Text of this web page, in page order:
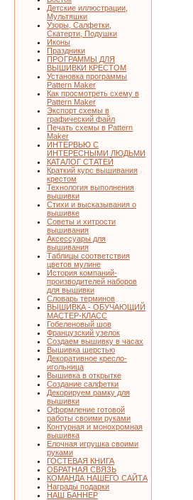
Детские иллюстрации,
Мультяшки
Узоры, Салфетки,
Скатерти, Подушки
Иконы
Праздники
ПРОГРАММЫ ДЛЯ
ВЫШИВКИ КРЕСТОМ
Установка программы
Pattern Maker
Как просмотреть схему в
Pattern Maker
Экспорт схемы в
графический файл
Печать схемы в Pattern
Maker
ИНТЕРВЬЮ С
ИНТЕРЕСНЫМИ ЛЮДЬМИ
КАТАЛОГ СТАТЕЙ
Краткий курс вышивания
крестом
Технология выполнения
вышивки
Стихи и высказывания о
вышивке
Советы и хитрости
вышивания
Аксессуары для
вышивания
Таблицы соответствия
цветов мулине
История компаний-
производителей наборов
для вышивки
Словарь терминов
ВЫШИВКА - ОБУЧАЮЩИЙ
МАСТЕР-КЛАСС
Гобеленовый шов
Французский узелок
Создаем вышивку в часах
Вышивка шерстью
Декоративное кресло-
игольница
Вышивка в открытке
Создание салфетки
Декорируем рамку для
вышивки
Оформление готовой
работы своими руками
Контурная и монохромная
вышивка
Елочная игрушка своими
руками
ГОСТЕВАЯ КНИГА
ОБРАТНАЯ СВЯЗЬ
КОМАНДА НАШЕГО САЙТА
Награды подарки
НАШ БАННЕР